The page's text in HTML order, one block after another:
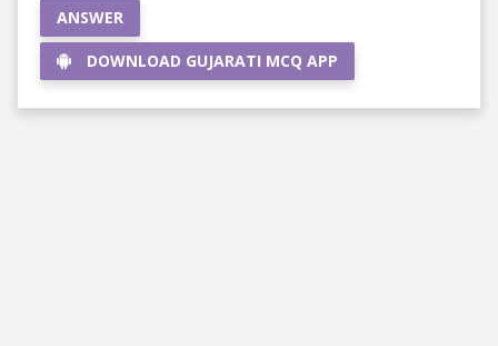
ANSWER
DOWNLOAD GUJARATI MCQ APP